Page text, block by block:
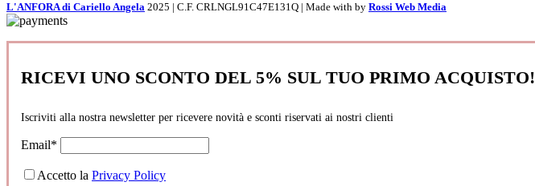
L'ANFORA di Cariello Angela 2025 | C.F. CRLNGL91C47E131Q | Made with by Rossi Web Media
RICEVI UNO SCONTO DEL 5% SUL TUO PRIMO ACQUISTO!
Iscriviti alla nostra newsletter per ricevere novità e sconti riservati ai nostri clienti
Email*
Accetto la Privacy Policy